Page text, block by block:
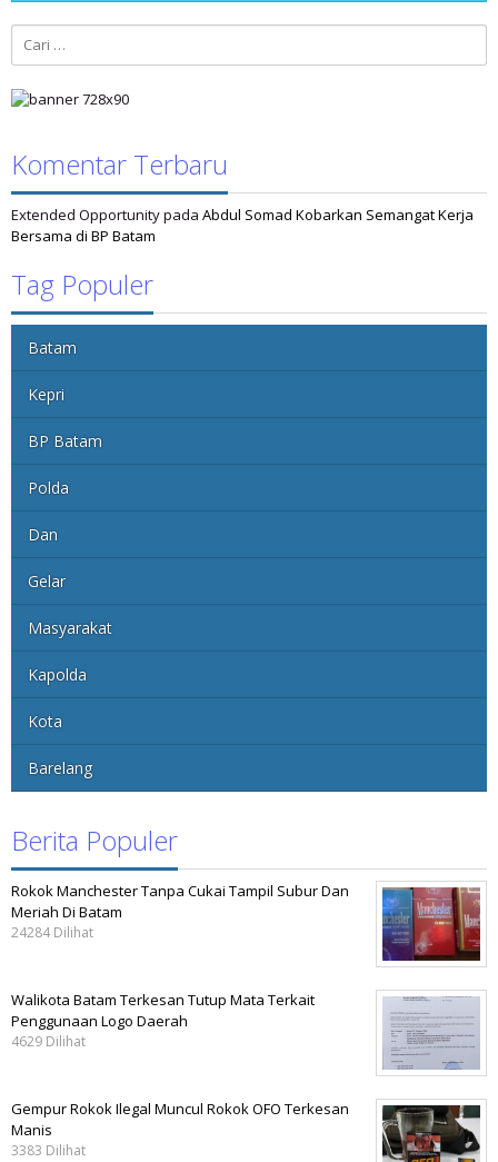
Cari
untuk:
Komentar Terbaru
Extended Opportunitypada Abdul Somad Kobarkan Semangat Kerja
Bersama di BP Batam
Tag Populer
Batam
Kepri
BP Batam
Polda
Dan
Gelar
Masyarakat
Kapolda
Kota
Barelang
Berita Populer
Rokok Manchester Tanpa Cukai Tampil Subur Dan
Meriah Di Batam
24284 Dilihat
Walikota Batam Terkesan Tutup Mata Terkait
Penggunaan Logo Daerah
4629 Dilihat
Gempur Rokok Ilegal Muncul Rokok OFO Terkesan
Manis
3383 Dilihat